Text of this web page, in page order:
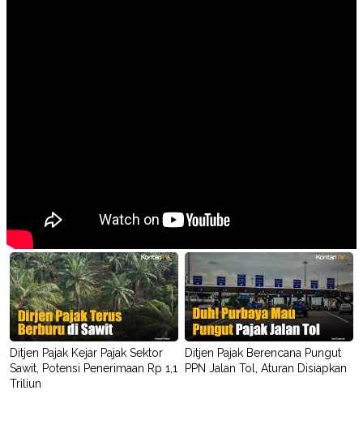
Ditjen Pajak Kejar Pajak Sektor
Sawit, Potensi Penerimaan Rp 1,1
Triliun
Ditjen Pajak Berencana Pungut
PPN Jalan Tol, Aturan Disiapkan